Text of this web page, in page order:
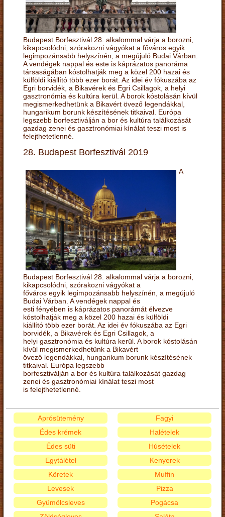
Budapest Borfesztivál 28. alkalommal várja a borozni,
kikapcsolódni, szórakozni vágyókat a főváros egyik
legimpozánsabb helyszínén, a megújuló Budai Várban.
A vendégek nappal és este is káprázatos panoráma
társaságában kóstolhatják meg a közel 200 hazai és
külföldi kiállító több ezer borát. Az idei év fókuszába az
Egri borvidék, a Bikavérek és Egri Csillagok, a helyi
gasztronómia és kultúra kerül. A borok kóstolásán kívül
megismerkedhetünk a Bikavért övező legendákkal,
hungarikum borunk készítésének titkaival. Európa
legszebb borfesztiválján a bor és kultúra találkozását
gazdag zenei és gasztronómiai kínálat teszi most is
felejthetetlenné.
28. Budapest Borfesztivál 2019
A
Budapest Borfesztivál 28. alkalommal várja a borozni,
kikapcsolódni, szórakozni vágyókat a
főváros egyik legimpozánsabb helyszínén, a megújuló
Budai Várban. A vendégek nappal és
esti fényében is káprázatos panorámát élvezve
kóstolhatják meg a közel 200 hazai és külföldi
kiállító több ezer borát. Az idei év fókuszába az Egri
borvidék, a Bikavérek és Egri Csillagok, a
helyi gasztronómia és kultúra kerül. A borok kóstolásán
kívül megismerkedhetünk a Bikavért
övező legendákkal, hungarikum borunk készítésének
titkaival. Európa legszebb
borfesztiválján a bor és kultúra találkozását gazdag
zenei és gasztronómiai kínálat teszi most
is felejthetetlenné.
Aprósütemény
Édes krémek
Édes süti
Egytálétel
Fagyi
Halételek
Húsételek
Kenyerek
Köretek
Levesek
Gyümölcsleves
Muffin
Pizza
Pogácsa